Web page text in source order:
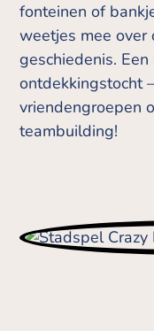
fonteinen of
weetjes mee over
geschiedenis.
ontdekkingstocht
vriendengroepen
teambuilding!